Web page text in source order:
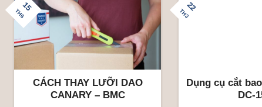
CÁCH THAY LƯỠI DAO
CANARY – BMC
15
TH6
Dụng cụ cắt
DC-
22
TH3